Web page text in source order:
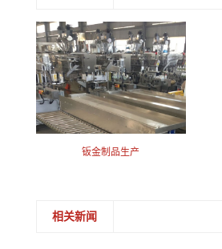
钣金制品生产
相关新闻